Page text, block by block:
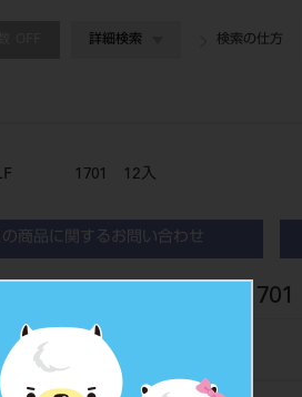
詳細検索 検索の仕方
LF 1701 12入
の商品に関するお問い合わせ
ィーカップ LF 1701
Scaling Brush Mandrel